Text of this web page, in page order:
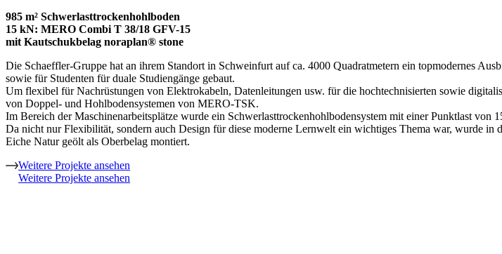
985 m² Schwerlasttrockenhohlboden
15 kN: MERO Combi T 38/18 GFV-15
mit Kautschukbelag noraplan® stone
Die Schaeffler-Gruppe hat an ihrem Standort in Schweinfurt auf ca. 4000 Quadratmetern ein topmodernes
sowie für Studenten für duale Studiengänge gebaut.
Um flexibel für Nachrüstungen von Elektrokabeln, Datenleitungen usw. für die hochtechnisierten sowie
von Doppel- und Hohlbodensystemen von MERO-TSK.
Im Bereich der Maschinenarbeitsplätze wurde ein Schwerlasttrockenhohlbodensystem mit einer Punktlast
Da nicht nur Flexibilität, sondern auch Design für diese moderne Lernwelt ein wichtiges Thema war, wurde
Eiche Natur geölt als Oberbelag montiert.
Weitere Projekte ansehen
Weitere Projekte ansehen